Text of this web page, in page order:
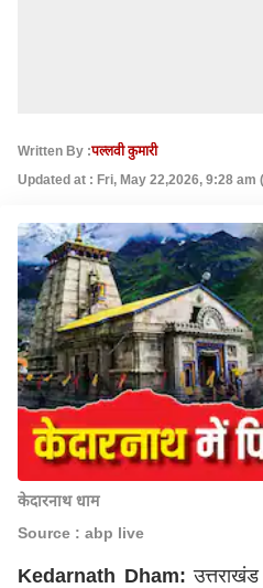
Written By :पल्लवी कुमारी
Updated at : Fri, May 22,2026, 9:28 am
केदारनाथ धाम
Source : abp live
Kedarnath Dham: